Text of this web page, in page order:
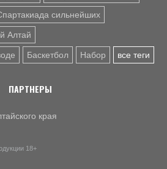
сильнейших
Алтай
Баскетбол Набор все теги
ПАРТНЕРЫ
края
18+